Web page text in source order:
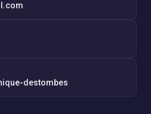
destombes